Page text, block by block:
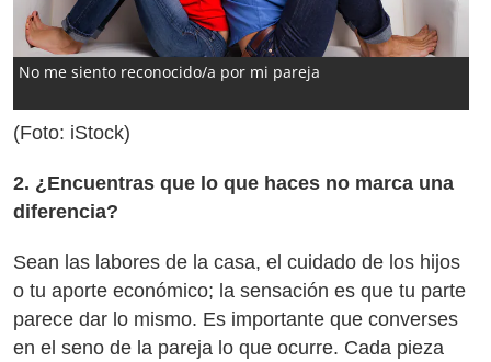
No me siento reconocido/a por mi pareja
(Foto: iStock)
2. ¿Encuentras que lo que haces no marca una
diferencia?
Sean las labores de la casa, el cuidado de los hijos
o tu aporte económico; la sensación es que tu parte
parece dar lo mismo. Es importante que converses
en el seno de la pareja lo que ocurre. Cada pieza